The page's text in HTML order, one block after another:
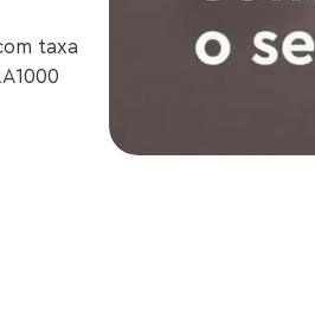
taxa